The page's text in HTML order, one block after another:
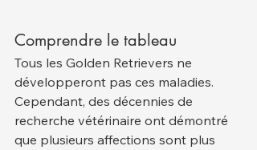
Comprendre le tableau
Tous les Golden Retrievers ne
développeront pas ces maladies.
Cependant, des décennies de
recherche vétérinaire ont démontré
que plusieurs affections sont plus